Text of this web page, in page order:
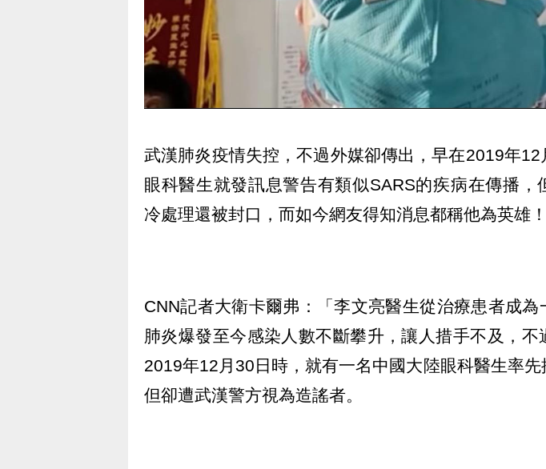
武漢肺炎疫情失控，不過外媒卻傳出，早在2019年12
眼科醫生就發訊息警告有類似SARS的疾病在傳播，
冷處理還被封口，而如今網友得知消息都稱他為英雄！
CNN記者大衛卡爾弗：「李文亮醫生從治療患者成為
肺炎爆發至今感染人數不斷攀升，讓人措手不及，不
2019年12月30日時，就有一名中國大陸眼科醫生率先
但卻遭武漢警方視為造謠者。